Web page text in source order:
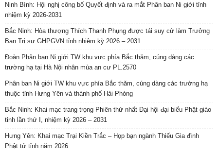
Ninh Bình: Hội nghị công bố Quyết định và ra mắt Phân ban Ni giới tỉnh
nhiệm kỳ 2026-2031
Bắc Ninh: Hòa thượng Thích Thanh Phụng được tái suy cử làm Trưởng
Ban Trị sự GHPGVN tỉnh nhiệm kỳ 2026 – 2031
Đoàn Phân ban Ni giới TW khu vực phía Bắc thăm, cúng dàng các
trường hạ tại Hà Nội nhân mùa an cư PL.2570
Phân ban Ni giới TW khu vực phía Bắc thăm, cúng dàng các trường hạ
thuộc tỉnh Hưng Yên và thành phố Hải Phòng
Bắc Ninh: Khai mạc trang trọng Phiên thứ nhất Đại hội đại biểu Phật giáo
tỉnh lần thứ I, nhiệm kỳ 2026 – 2031
Hưng Yên: Khai mạc Trại Kiền Trắc – Họp bạn ngành Thiếu Gia đình
Phật tử tỉnh năm 2026